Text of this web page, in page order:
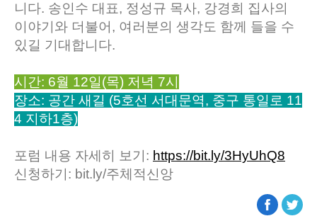
니다. 송인수 대표, 정성규 목사, 강경희 집사의
이야기와 더불어, 여러분의 생각도 함께 들을 수
있길 기대합니다.
시간: 6월 12일(목) 저녁 7시
장소: 공간 새길 (5호선 서대문역, 중구 통일로 11
4 지하1층)
포럼 내용 자세히 보기: https://bit.ly/3HyUhQ8
신청하기: bit.ly/주체적신앙